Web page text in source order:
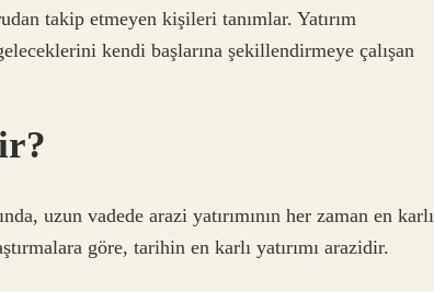
takip etmeyen kişileri tanımlar. Yatırım
kendi başlarına şekillendirmeye çalışan
uzun vadede arazi yatırımının her zaman en karlı
göre, tarihin en karlı yatırımı arazidir.